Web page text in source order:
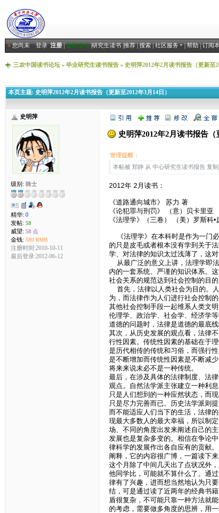
»您尚未登录 注册|返回主站|研究生读书|推荐|搜索|社区服务 |帮助|订阅
三农中国读书论坛» 毕业研究生读书报告» 史明萍2012年2月读书报告（更新至
本页主题: 史明萍2012年2月读书报告（更新至2012年3月14日）
史明萍
级别: 骑士
精华: 0
发帖: 58
威望: 58 点
金钱: 580 RMB
注册时间:2010-10-11
最后登录:2012-06-12
史明萍2012年2月读书报告
管理提醒：
本帖被 郑静 从 中心研究生读书报告 复
2012年 2月读书：
《道路通向城市》 苏力 著
《论犯罪与刑罚》 （意）贝卡里亚
《法理学》（三卷） （美）罗斯科•
《法理学》在本科时是作为一门
的只是皮毛或者根本没有学到关于
学、对法律的知识太过浅薄了，这
从最广泛的意义上讲，法理学即
内的一套系统、严谨的知识体系。
社会关系的规范达到社会控制的目
首先，法律以人类社会为目的。
为，而法律作为人们进行社会控制
其他社会控制手段一起维系人类文
伦理学、政治学、社会学、经济学
道德的问题时，法律是道德的最底
其次，从历史发展的观点看，法律
行性因素。传统性因素的基础在于
是历代相传的传统和习俗，而强行
是不断增加而传统性因素是不断减
将来来说未必不是一种传统。
最后，在涉及具体的法律制度、法
观点。自然法学派主张建立一种利
只是人们想到的一种应然状态，而
只是尽力完善而已。历史法学派则
而不能适应人们当下的生活，法律
现最大多数人的最大幸福，所以制
场、不同的角度出发来阐述自己的
发展也是复杂多变的。相信在争论
律科学的发展作出各自应有的贡献
阐释，它的内容很广博，一篇读下
这个月除了中间几天出了点状况外
他同学比，可能就不算什么了。通
律有了兴趣，进而想当然地认为只
结，可是通过读了近两年的经典书
盾很复杂，不可能只靠一种方法就
的考虑，需要做多角度的思辨，用